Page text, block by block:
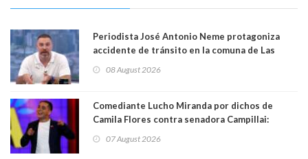
Periodista José Antonio Neme protagoniza
accidente de tránsito en la comuna de Las
08 August 2026
Comediante Lucho Miranda por dichos de
Camila Flores contra senadora Campillai:
forma de quitar dignidad"
07 August 2026